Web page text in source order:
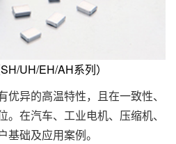
UH/EH/AH系列）
异的高温特性，且在一致性、
在汽车、工业电机、压缩机、
础及应用案例。